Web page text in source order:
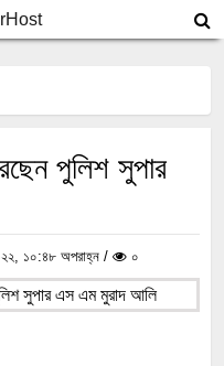
পুলিশ সুপার
১০:৪৮ অপরাহ্ন / ০